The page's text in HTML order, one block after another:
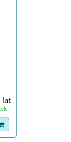
lat
do koszyka